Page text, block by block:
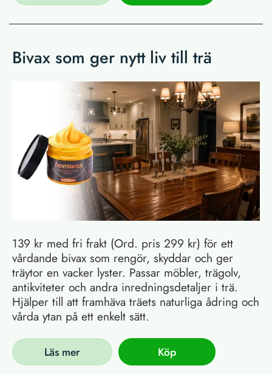
Bivax som ger nytt liv till trä
139 kr med fri frakt (Ord. pris 299 kr) för ett
vårdande bivax som rengör, skyddar och ger
träytor en vacker lyster. Passar möbler, trägolv,
antikviteter och andra inredningsdetaljer i trä.
Hjälper till att framhäva träets naturliga ådring och
vårda ytan på ett enkelt sätt.
Läs mer Köp